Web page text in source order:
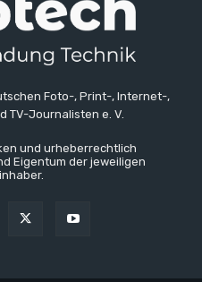
Foto-, Print-, Internet-,
TV-Journalisten e. V.
und urheberrechtlich
Eigentum der jeweiligen